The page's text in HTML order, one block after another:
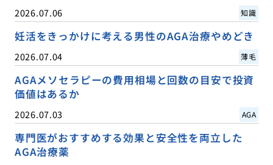
2026.07.06 知識
妊活をきっかけに考える男性のAGA治療やめどき
2026.07.04 薄毛
AGAメソセラピーの費用相場と回数の目安で投資
価値はあるか
2026.07.03 AGA
専門医がおすすめする効果と安全性を両立した
AGA治療薬